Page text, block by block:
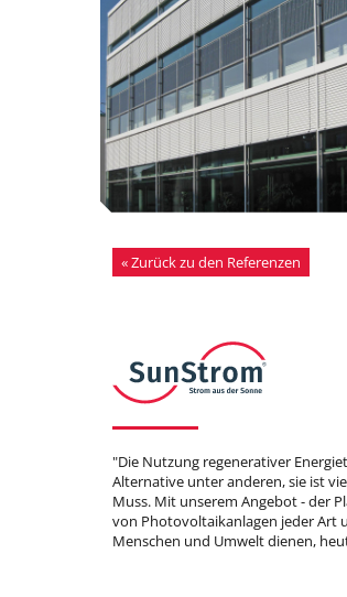
« Zurück zu den Referenzen
"Die Nutzung regenerativer
Alternative unter anderen, sie ist
Muss. Mit unserem Angebot - der
von Photovoltaikanlagen jeder Art
Menschen und Umwelt dienen,